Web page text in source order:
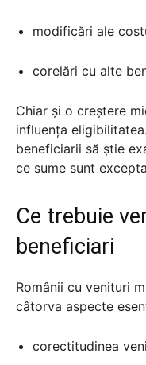
modificări ale
corelări cu alte
Chiar și o creștere
influența
beneficiarii să știe
ce sume sunt
Ce trebuie
beneficiari
Românii cu venituri
câtorva aspecte
corectitudinea